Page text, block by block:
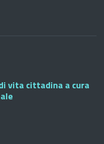
vita cittadina a cura